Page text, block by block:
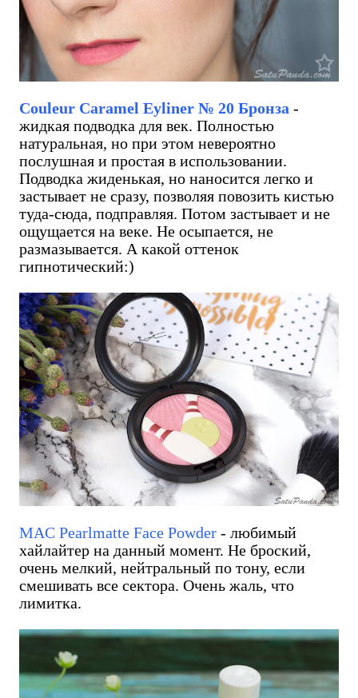
Couleur Caramel Eyliner № 20 Бронза -
жидкая подводка для век. Полностью
натуральная, но при этом невероятно
послушная и простая в использовании.
Подводка жиденькая, но наносится легко и
застывает не сразу, позволяя повозить кистью
туда-сюда, подправляя. Потом застывает и не
ощущается на веке. Не осыпается, не
размазывается. А какой оттенок
гипнотический:)
MAC Pearlmatte Face Powder - любимый
хайлайтер на данный момент. Не броский,
очень мелкий, нейтральный по тону, если
смешивать все сектора. Очень жаль, что
лимитка.